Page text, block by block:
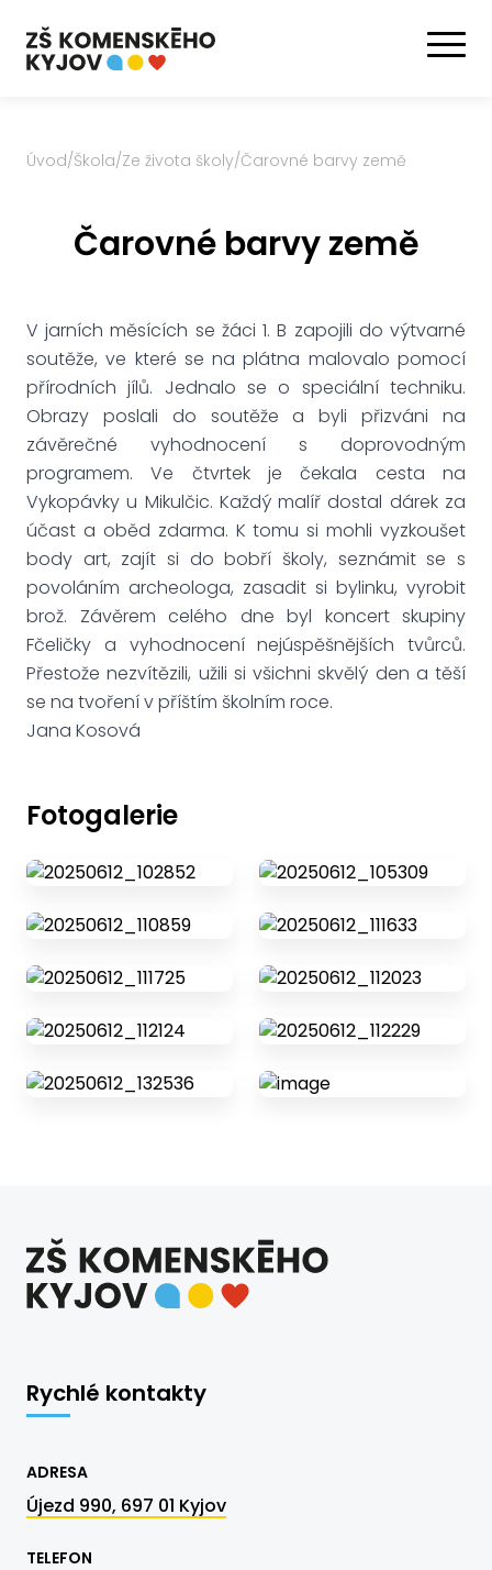
Úvod/Škola/Ze života školy/Čarovné barvy země
Čarovné barvy země
V jarních měsících se žáci 1. B zapojili do výtvarné
soutěže, ve které se na plátna malovalo pomocí
přírodních jílů. Jednalo se o speciální techniku.
Obrazy poslali do soutěže a byli přizváni na
závěrečné vyhodnocení s doprovodným
programem. Ve čtvrtek je čekala cesta na
Vykopávky u Mikulčic. Každý malíř dostal dárek za
účast a oběd zdarma. K tomu si mohli vyzkoušet
body art, zajít si do bobří školy, seznámit se s
povoláním archeologa, zasadit si bylinku, vyrobit
brož. Závěrem celého dne byl koncert skupiny
Fčeličky a vyhodnocení nejúspěšnějších tvůrců.
Přestože nezvítězili, užili si všichni skvělý den a těší
se na tvoření v příštím školním roce.
Jana Kosová
Fotogalerie
Rychlé kontakty
ADRESA
Újezd 990, 697 01 Kyjov
TELEFON